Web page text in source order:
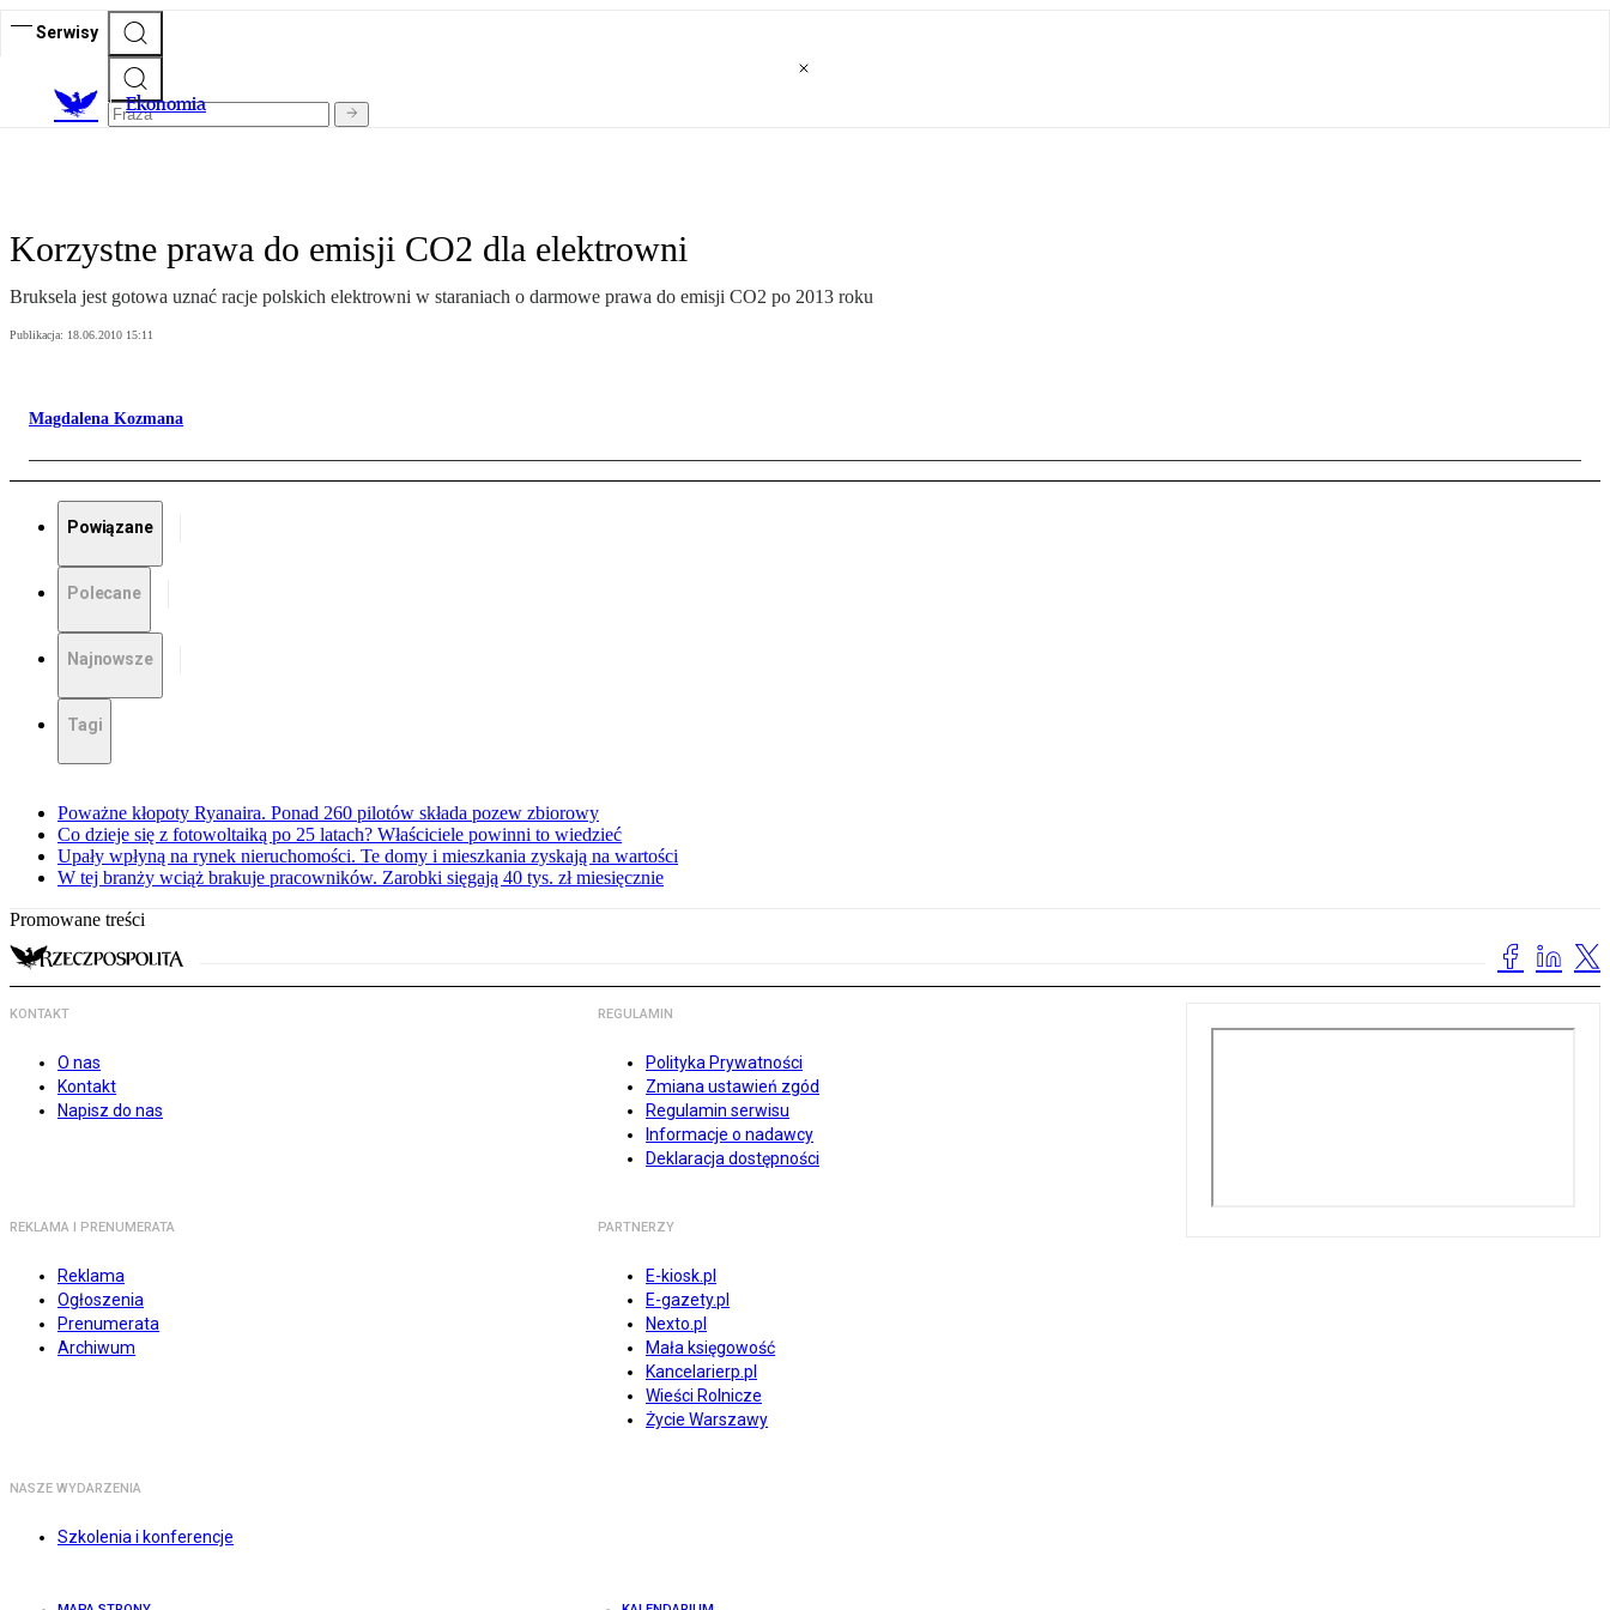
Serwisy
Ekonomia
Korzystne prawa do emisji CO2 dla elektrowni
Bruksela jest gotowa uznać racje polskich elektrowni w staraniach o darmowe prawa do emisji CO2 po 2013 roku
Publikacja: 18.06.2010 15:11
Magdalena Kozmana
Powiązane
Polecane
Najnowsze
Tagi
Poważne kłopoty Ryanaira. Ponad 260 pilotów składa pozew zbiorowy
Co dzieje się z fotowoltaiką po 25 latach? Właściciele powinni to wiedzieć
Upały wpłyną na rynek nieruchomości. Te domy i mieszkania zyskają na wartości
W tej branży wciąż brakuje pracowników. Zarobki sięgają 40 tys. zł miesięcznie
Promowane treści
KONTAKT
O nas
Kontakt
Napisz do nas
REGULAMIN
Polityka Prywatności
Zmiana ustawień zgód
Regulamin serwisu
Informacje o nadawcy
Deklaracja dostępności
REKLAMA I PRENUMERATA
Reklama
Ogłoszenia
Prenumerata
Archiwum
PARTNERZY
E-kiosk.pl
E-gazety.pl
Nexto.pl
Mała księgowość
Kancelarierp.pl
Wieści Rolnicze
Życie Warszawy
NASZE WYDARZENIA
Szkolenia i konferencje